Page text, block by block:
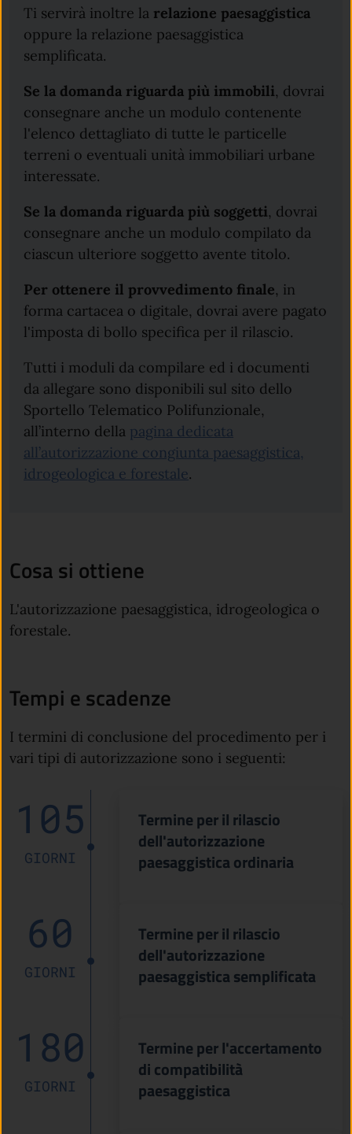
Ti servirà inoltre la relazione paesaggistica
oppure la relazione paesaggistica
semplificata.
Se la domanda riguarda più immobili, dovrai
consegnare anche un modulo contenente
l'elenco dettagliato di tutte le particelle
terreni o eventuali unità immobiliari urbane
interessate.
Se la domanda riguarda più soggetti, dovrai
consegnare anche un modulo compilato da
ciascun ulteriore soggetto avente titolo.
Per ottenere il provvedimento finale, in
forma cartacea o digitale, dovrai avere pagato
l'imposta di bollo specifica per il rilascio.
Tutti i moduli da compilare ed i documenti
da allegare sono disponibili sul sito dello
Sportello Telematico Polifunzionale,
all’interno della pagina dedicata
all’autorizzazione congiunta paesaggistica,
idrogeologica e forestale.
Cosa si ottiene
L'autorizzazione paesaggistica, idrogeologica o
forestale.
Tempi e scadenze
I termini di conclusione del procedimento per i
vari tipi di autorizzazione sono i seguenti:
105
GIORNI
Termine per il rilascio
dell'autorizzazione
paesaggistica ordinaria
60
GIORNI
Termine per il rilascio
dell'autorizzazione
paesaggistica semplificata
180
GIORNI
Termine per l'accertamento
di compatibilità
paesaggistica